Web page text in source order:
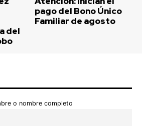
del
pago del Bono Único
Familiar de agosto
o nombre completo